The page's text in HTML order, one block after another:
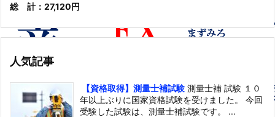
総 計：27,120円
人気記事
【資格取得】測量士補試験 測量士補 試験 １０
年以上ぶりに国家資格試験を受けました。 今回
受験した試験は、測量士補試験です。 ...